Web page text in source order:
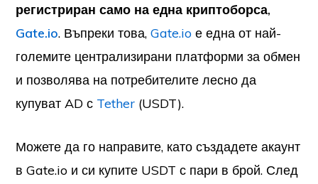
регистриран само на една криптоборса,
Gate.io. Въпреки това,Gate.io е една от най-
големите централизирани платформи за обмен
и позволява на потребителите лесно да
купуват AD с Tether (USDT).
Можете да го направите, като създадете акаунт
в Gate.io и си купите USDT с пари в брой. След